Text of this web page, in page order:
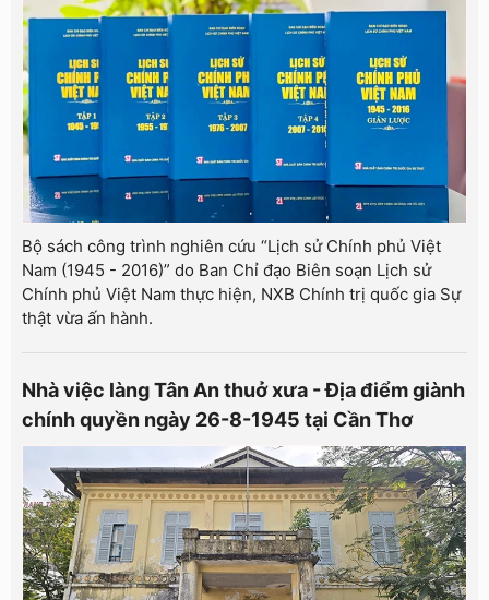
Bộ sách công trình nghiên cứu “Lịch sử Chính phủ Việt
Nam (1945 - 2016)” do Ban Chỉ đạo Biên soạn Lịch sử
Chính phủ Việt Nam thực hiện, NXB Chính trị quốc gia Sự
thật vừa ấn hành.
Nhà việc làng Tân An thuở xưa - Địa điểm giành
chính quyền ngày 26-8-1945 tại Cần Thơ